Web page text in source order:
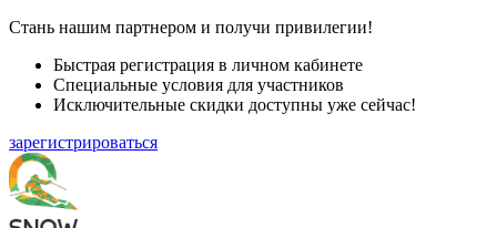
Стань нашим партнером и получи привилегии!
Быстрая регистрация в личном кабинете
Специальные условия для участников
Исключительные скидки доступны уже сейчас!
зарегистрироваться